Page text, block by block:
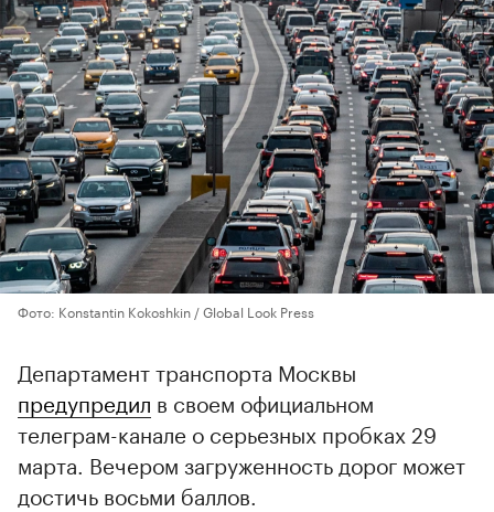
Фото: Konstantin Kokoshkin / Global Look Press
Департамент транспорта Москвы
предупредил в своем официальном
телеграм-канале о серьезных пробках 29
марта. Вечером загруженность дорог может
достичь восьми баллов.